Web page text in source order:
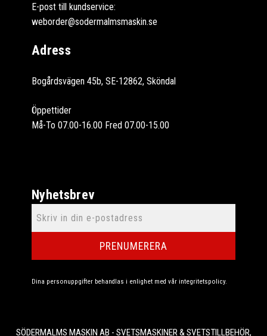
E-post till kundservice:
weborder@sodermalmsmaskin.se
Adress
Bogårdsvägen 45b, SE-12862, Sköndal
Öppettider
Må-To 07.00-16.00 Fred 07.00-15.00
Nyhetsbrev
PRENUMERERA
Dina personuppgifter behandlas i enlighet med vår integritetspolicy.
SÖDERMALMS MASKIN AB - SVETSMASKINER & SVETSTILLBEHÖR,